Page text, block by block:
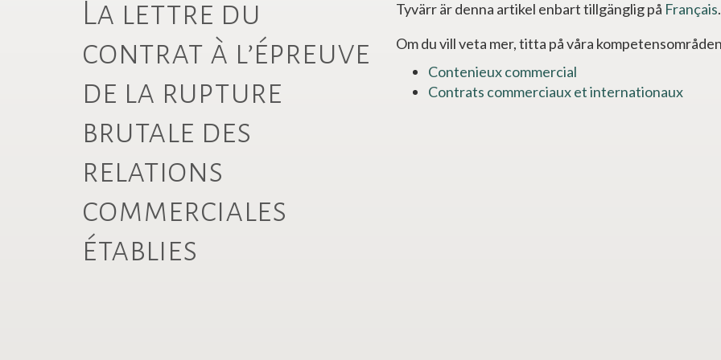
La lettre du
contrat à l’épreuve
de la rupture
brutale des
relations
commerciales
établies
Tyvärr är denna artikel enbart tillgänglig på Français.
Om du vill veta mer, titta på våra
Contenieux commercial
Contrats commerciaux et internationaux